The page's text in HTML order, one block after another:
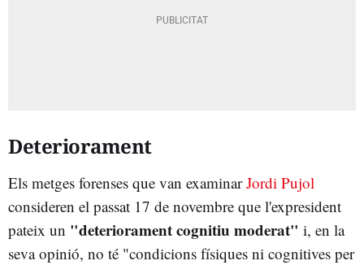
Deteriorament
Els metges forenses que van examinarJordi Pujol
consideren el passat 17 de novembre que l'expresident
pateix un "deteriorament cognitiu moderat" i, en la
seva opinió, no té "condicions físiques ni cognitives per